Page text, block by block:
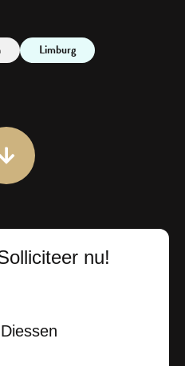
Limburg
nu!